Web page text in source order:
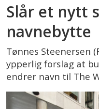
Slår et nytt
navnebytte
Tønnes Steenersen
ypperlig forslag at
endrer navn til The